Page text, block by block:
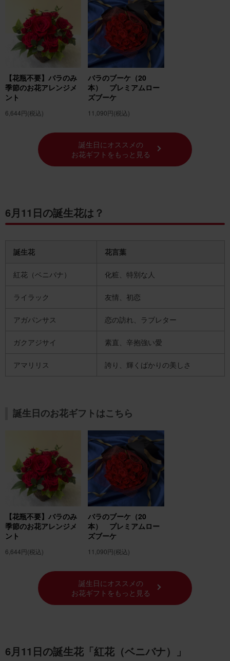
6月11日の誕生花「ガクアジサイ」
ガクアジサイの花言葉
ガクアジサイの花言葉の由来
6月11日の誕生花「アマリリス」
アマリリスの花言葉
アマリリスの花言葉の由来
月の誕生花の紹介 6月の誕生花「トルコキキョ
6月の誕生花一覧
誕生花でフラワーギフトを贈ろう！
【花瓶不要】バラのみ
季節のお花アレンジメ
ント
6,644円(税込)
バラのブーケ（20
本） プレミアムロー
ズブーケ
11,090円(税込)
誕生日にオススメの
お花ギフトをもっと見る
6月11日の誕生花は？
誕生花 花言葉
紅花（ベニバナ） 化粧、特別な人
ライラック 友情、初恋
アガパンサス 恋の訪れ、ラブレター
ガクアジサイ 素直、辛抱強い愛
アマリリス 誇り、輝くばかりの美しさ
誕生日のお花ギフトはこちら
【花瓶不要】バラのみ
季節のお花アレンジメ
ント
6,644円(税込)
バラのブーケ（20
本） プレミアムロー
ズブーケ
11,090円(税込)
誕生日にオススメの
お花ギフトをもっと見る
6月11日の誕生花「紅花（ベニバナ）」